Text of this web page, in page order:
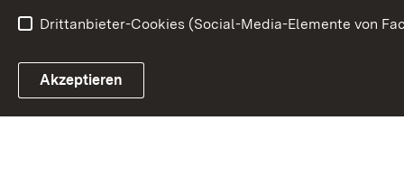
Link zum Landesportal
Drittanbieter-Cookies (Social-Media-Elemente von
Akzeptieren